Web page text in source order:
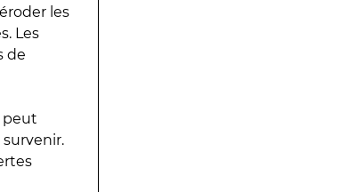
les
Les
de
peut